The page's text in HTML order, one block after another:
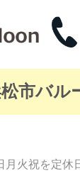
市バル
月火祝を定休